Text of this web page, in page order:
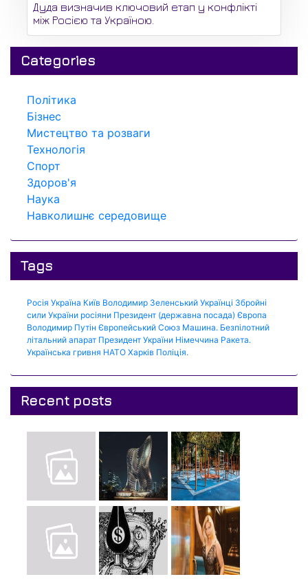
Дуда визначив ключовий етап у конфлікті
між Росією та Україною.
Categories
Політика
Бізнес
Мистецтво та розваги
Технологія
Спорт
Здоров'я
Наука
Навколишнє середовище
Tags
Росія Україна Київ Володимир Зеленський Українці Збройні
сили України росіяни Президент (державна посада) Європа
Володимир Путін Європейський Союз Машина. Безпілотний
літальний апарат Президент України Німеччина Ракета.
Українська гривня НАТО Харків Поліція.
Recent posts